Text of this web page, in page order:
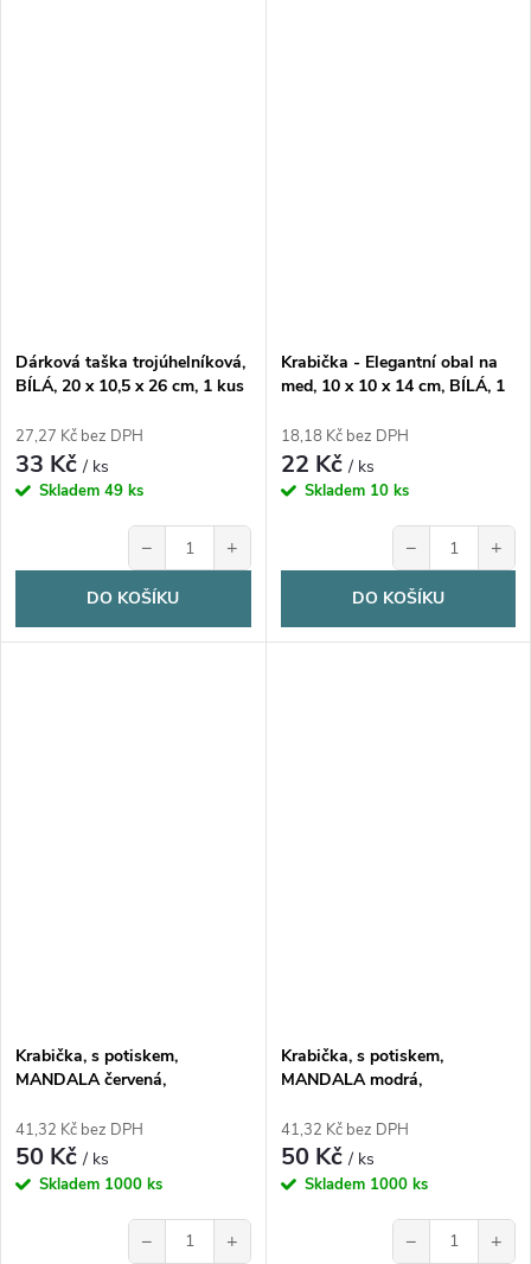
Dárková taška trojúhelníková,
BÍLÁ, 20 x 10,5 x 26 cm, 1 kus
27,27 Kč bez DPH
33 Kč/ ks
Skladem 49 ks
− +
DO KOŠÍKU
Krabička - Elegantní obal na
med, 10 x 10 x 14 cm, BÍLÁ, 1
18,18 Kč bez DPH
22 Kč/ ks
Skladem 10 ks
− +
DO KOŠÍKU
Krabička, s potiskem,
MANDALA červená,
41,32 Kč bez DPH
50 Kč/ ks
Skladem 1000 ks
− +
Krabička, s potiskem,
MANDALA modrá,
41,32 Kč bez DPH
50 Kč/ ks
Skladem 1000 ks
− +